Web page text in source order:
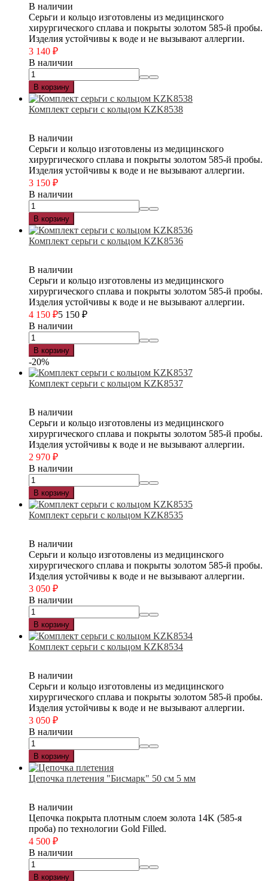
В наличии
Серьги и кольцо изготовлены из медицинского
хирургического сплава и покрыты золотом 585-й пробы.
Изделия устойчивы к воде и не вызывают аллергии.
3 140 ₽
В наличии
В корзину
Комплект серьги с кольцом KZK8538
В наличии
Серьги и кольцо изготовлены из медицинского
хирургического сплава и покрыты золотом 585-й пробы.
Изделия устойчивы к воде и не вызывают аллергии.
3 150 ₽
В наличии
В корзину
Комплект серьги с кольцом KZK8536
В наличии
Серьги и кольцо изготовлены из медицинского
хирургического сплава и покрыты золотом 585-й пробы.
Изделия устойчивы к воде и не вызывают аллергии.
4 150 ₽5 150 ₽
В наличии
В корзину
-20%
Комплект серьги с кольцом KZK8537
В наличии
Серьги и кольцо изготовлены из медицинского
хирургического сплава и покрыты золотом 585-й пробы.
Изделия устойчивы к воде и не вызывают аллергии.
2 970 ₽
В наличии
В корзину
Комплект серьги с кольцом KZK8535
В наличии
Серьги и кольцо изготовлены из медицинского
хирургического сплава и покрыты золотом 585-й пробы.
Изделия устойчивы к воде и не вызывают аллергии.
3 050 ₽
В наличии
В корзину
Комплект серьги с кольцом KZK8534
В наличии
Серьги и кольцо изготовлены из медицинского
хирургического сплава и покрыты золотом 585-й пробы.
Изделия устойчивы к воде и не вызывают аллергии.
3 050 ₽
В наличии
В корзину
Цепочка плетения "Бисмарк" 50 см 5 мм
В наличии
Цепочка покрыта плотным слоем золота 14K (585-я
проба) по технологии Gold Filled.
4 500 ₽
В наличии
В корзину